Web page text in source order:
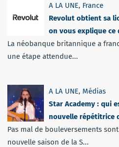
A LA UNE, France
Revolut obtient sa
on vous explique ce
La néobanque britannique a
une étape attendue...
A LA UNE, Médias
Star Academy : qui
nouvelle répétitrice
Pas mal de bouleversements
nouvelle saison de la S...